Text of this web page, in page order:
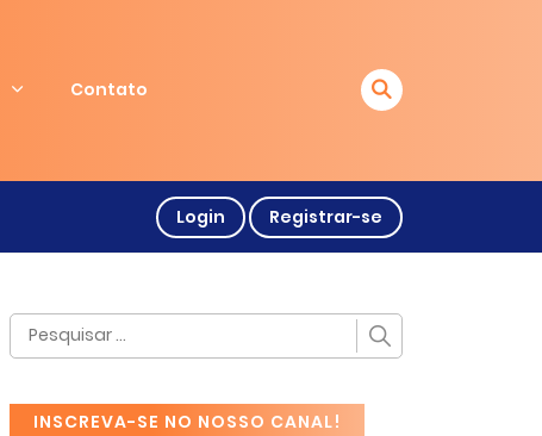
Contato
Login Registrar-se
INSCREVA-SE NO NOSSO CANAL!